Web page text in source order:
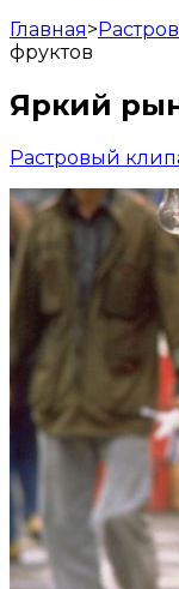
Главная>
фруктов
Яркий
Растровый